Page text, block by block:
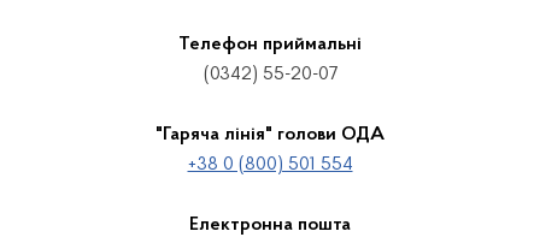
Телефон приймальні
(0342) 55-20-07
"Гаряча лінія" голови ОДА
+38 0 (800) 501 554
Електронна пошта